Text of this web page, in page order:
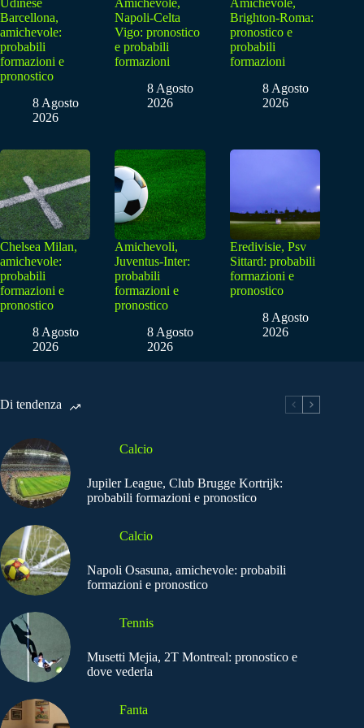
Udinese
Barcellona,
amichevole:
probabili
formazioni e
pronostico
8 Agosto
2026
Amichevole,
Napoli-Celta
Vigo: pronostico
e probabili
formazioni
8 Agosto
2026
Amichevole,
Brighton-Roma:
pronostico e
probabili
formazioni
8 Agosto
2026
Chelsea Milan,
amichevole:
probabili
formazioni e
pronostico
8 Agosto
2026
Amichevoli,
Juventus-Inter:
probabili
formazioni e
pronostico
8 Agosto
2026
Eredivisie, Psv
Sittard: probabili
formazioni e
pronostico
8 Agosto
2026
Di tendenza
Calcio
Jupiler League, Club Brugge Kortrijk:
probabili formazioni e pronostico
Calcio
Napoli Osasuna, amichevole: probabili
formazioni e pronostico
Tennis
Musetti Mejia, 2T Montreal: pronostico e
dove vederla
Fanta